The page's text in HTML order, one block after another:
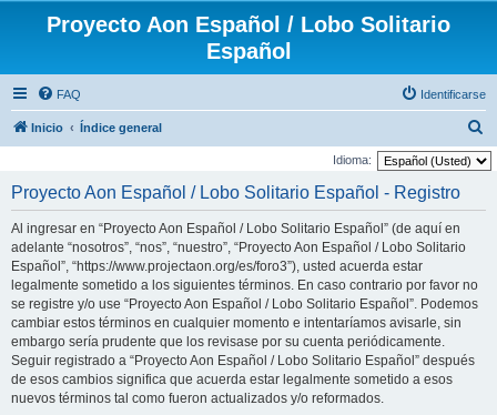
Proyecto Aon Español / Lobo Solitario
Español
FAQ Identificarse
Inicio Índice general
u
Idioma:
Proyecto Aon Español / Lobo Solitario Español - Registro
Al ingresar en “Proyecto Aon Español / Lobo Solitario Español” (de aquí en
adelante “nosotros”, “nos”, “nuestro”, “Proyecto Aon Español / Lobo Solitario
Español”, “https://www.projectaon.org/es/foro3”), usted acuerda estar
legalmente sometido a los siguientes términos. En caso contrario por favor no
se registre y/o use “Proyecto Aon Español / Lobo Solitario Español”. Podemos
cambiar estos términos en cualquier momento e intentaríamos avisarle, sin
embargo sería prudente que los revisase por su cuenta periódicamente.
Seguir registrado a “Proyecto Aon Español / Lobo Solitario Español” después
de esos cambios significa que acuerda estar legalmente sometido a esos
nuevos términos tal como fueron actualizados y/o reformados.